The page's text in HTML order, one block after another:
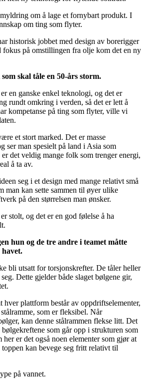
om å lage et fornybart produkt. I
om ting som flyter.
historisk jobbet med design av borerigger
på omstillingen fra olje kom det en ny
skal tåle en 50-års storm.
en ganske enkel teknologi, og det er
rundt omkring i verden, så det er lett å
kompetanse på ting som flyter, ville vi
et stort marked. Det er masse
ser man spesielt på land i Asia som
det veldig mange folk som trenger energi,
å ta av.
seg i et design med mange relativt små
man kan sette sammen til øyer ulike
på den størrelsen man ønsker.
stolt, og det er en god følelse å ha
hun og de tre andre i teamet måtte
havet.
bli utsatt for torsjonskrefter. De tåler heller
Dette gjelder både slaget bølgene gir,
hver plattform består av oppdriftselementer,
som er fleksibel. Når
kan denne stålrammen flekse litt. Det
som går opp i strukturen som
er det også noen elementer som gjør at
kan bevege seg fritt relativt til
på vannet.